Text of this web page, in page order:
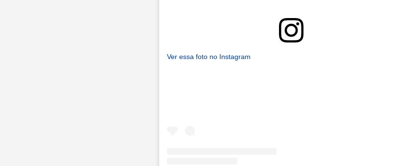
Ver essa foto no Instagram